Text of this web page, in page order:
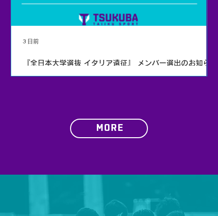
『全日本大学選抜 イタリア遠征』 メンバー選出のお知らせ
3 日前
MORE